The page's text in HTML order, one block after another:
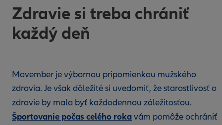
Zdravie si treba chrániť
každý deň
Movember je výbornou pripomienkou mužského
zdravia. Je však dôležité si uvedomiť, že starostlivosť o
zdravie by mala byť každodennou záležitosťou.
Športovanie počas celého rokavám pomôže ochrániť